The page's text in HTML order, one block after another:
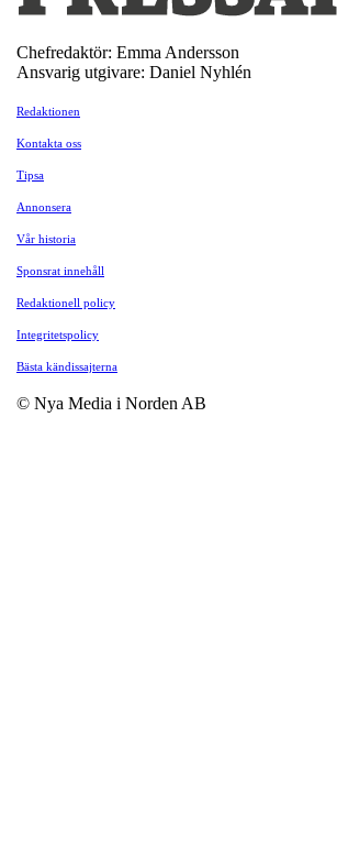
Chefredaktör: Emma Andersson
Ansvarig utgivare: Daniel Nyhlén
Redaktionen
Kontakta oss
Tipsa
Annonsera
Vår historia
Sponsrat innehåll
Redaktionell policy
Integritetspolicy
Bästa kändissajterna
© Nya Media i Norden AB